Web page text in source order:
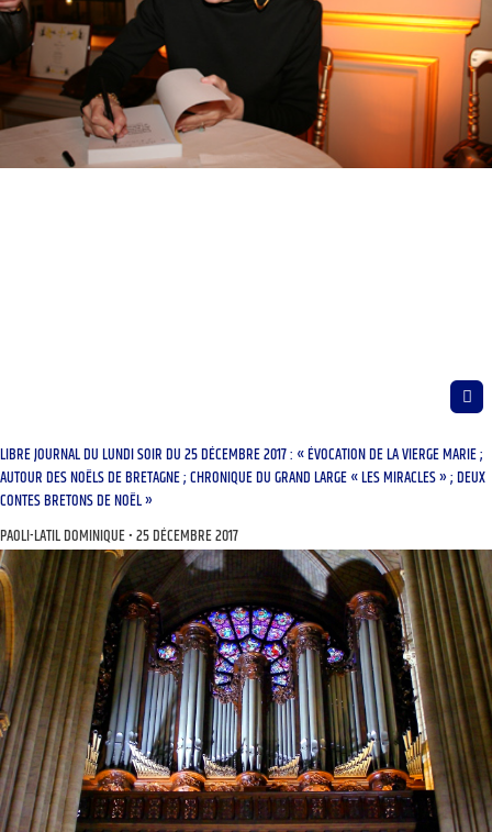
LIBRE JOURNAL DU LUNDI SOIR DU 25 DÉCEMBRE 2017 : « ÉVOCATION DE LA VIERGE MARIE ;
AUTOUR DES NOËLS DE BRETAGNE ; CHRONIQUE DU GRAND LARGE « LES MIRACLES » ; DEUX
CONTES BRETONS DE NOËL »
PAOLI-LATIL DOMINIQUE 25 DÉCEMBRE 2017